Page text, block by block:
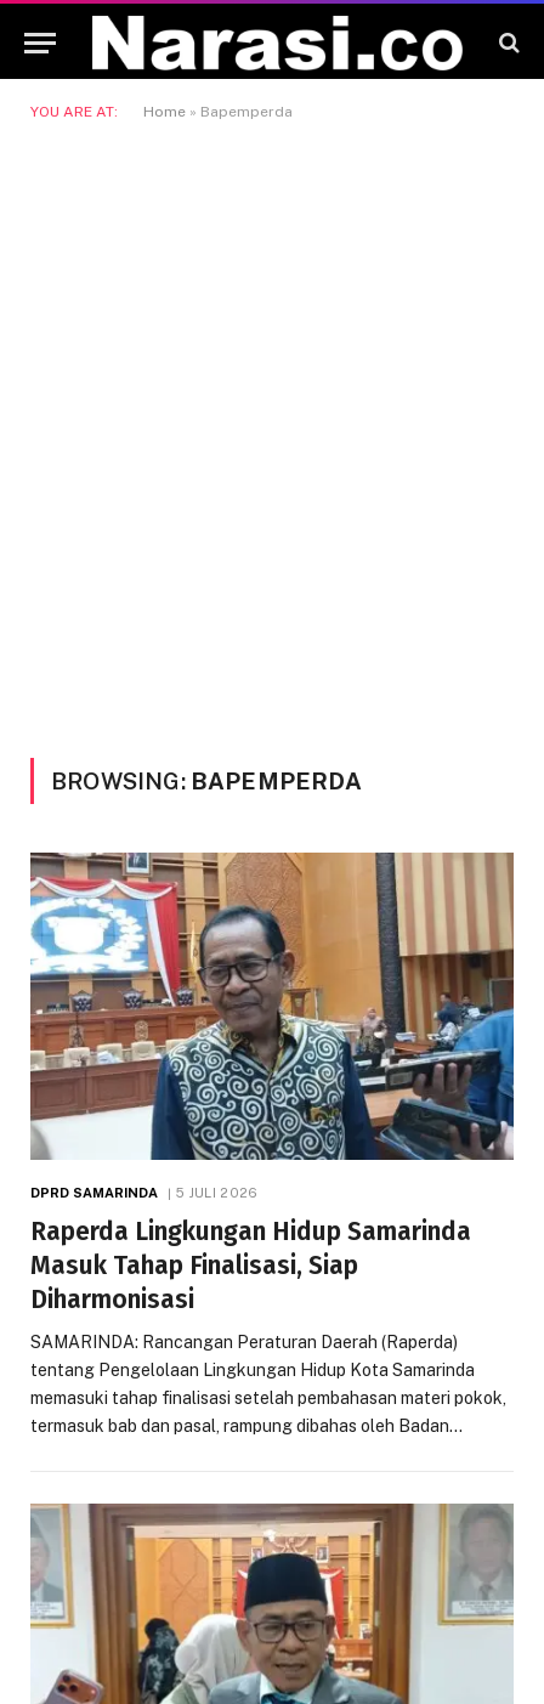
YOU ARE AT: Home » Bapemperda
BROWSING: BAPEMPERDA
DPRD SAMARINDA 5 JULI 2026
Raperda Lingkungan Hidup Samarinda
Masuk Tahap Finalisasi, Siap
Diharmonisasi
SAMARINDA: Rancangan Peraturan Daerah (Raperda)
tentang Pengelolaan Lingkungan Hidup Kota Samarinda
memasuki tahap finalisasi setelah pembahasan materi pokok,
termasuk bab dan pasal, rampung dibahas oleh Badan…